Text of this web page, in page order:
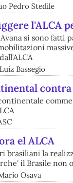
Pedro Stedile
l'ALCA
si sono fatti
Bassegio
contra
el ALCA
brasiliani la
il Brasile
Osava